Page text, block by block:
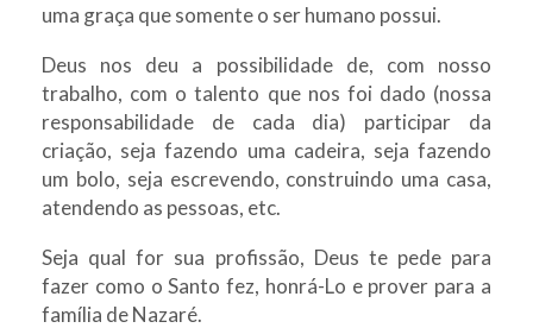
uma graça que somente o ser humano possui.
Deus nos deu a possibilidade de, com nosso
trabalho, com o talento que nos foi dado (nossa
responsabilidade de cada dia) participar da
criação, seja fazendo uma cadeira, seja fazendo
um bolo, seja escrevendo, construindo uma casa,
atendendo as pessoas, etc.
Seja qual for sua profissão, Deus te pede para
fazer como o Santo fez, honrá-Lo e prover para a
família de Nazaré.